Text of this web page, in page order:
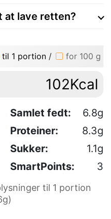
at lave retten?
til 1 portion / for 100 g
102Kcal
Samlet fedt:
6.8g
Proteiner:
8.3g
Sukker:
1.1g
SmartPoints: 3
til 1 portion